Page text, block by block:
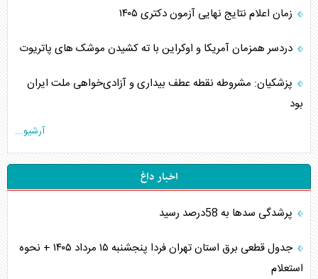
زمان اعلام نتایج نهایی آزمون دکتری ۱۴۰۵
دردسر همزمان آمریکا و اوکراین با ته کشیدن موشک های پاتریوت
پزشکیان: مشروطه نقطه عطف بیداری و آزادی‌خواهی ملت ایران
بود
آرشیو...
اخبار داغ
پرشدگی سدها به 58درصد رسید
جدول قطعی برق استان تهران فردا پنجشنبه ۱۵ مرداد ۱۴۰۵ + نحوه
استعلام